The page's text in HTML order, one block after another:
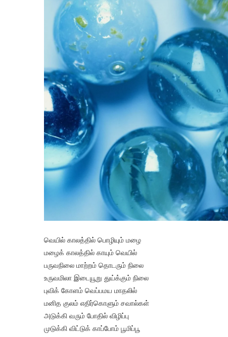
வெயில் காலத்தில் பொழியும் மழை
மழைக் காலத்தில் காயும் வெயில்
பருவநிலை மாற்றம் தொடரும் நிலை
உருவமிலா இடையூறு துய்க்கும் நிலை
புவிக் கோளம் வெப்பமய மாதலில்
மனித குலம் எதிர்கொளும் சவால்கள்
அடுக்கி வரும் போதில் விழிப்பு
முடுக்கி விட்டுக் காப்போம் பூமிப்பூ